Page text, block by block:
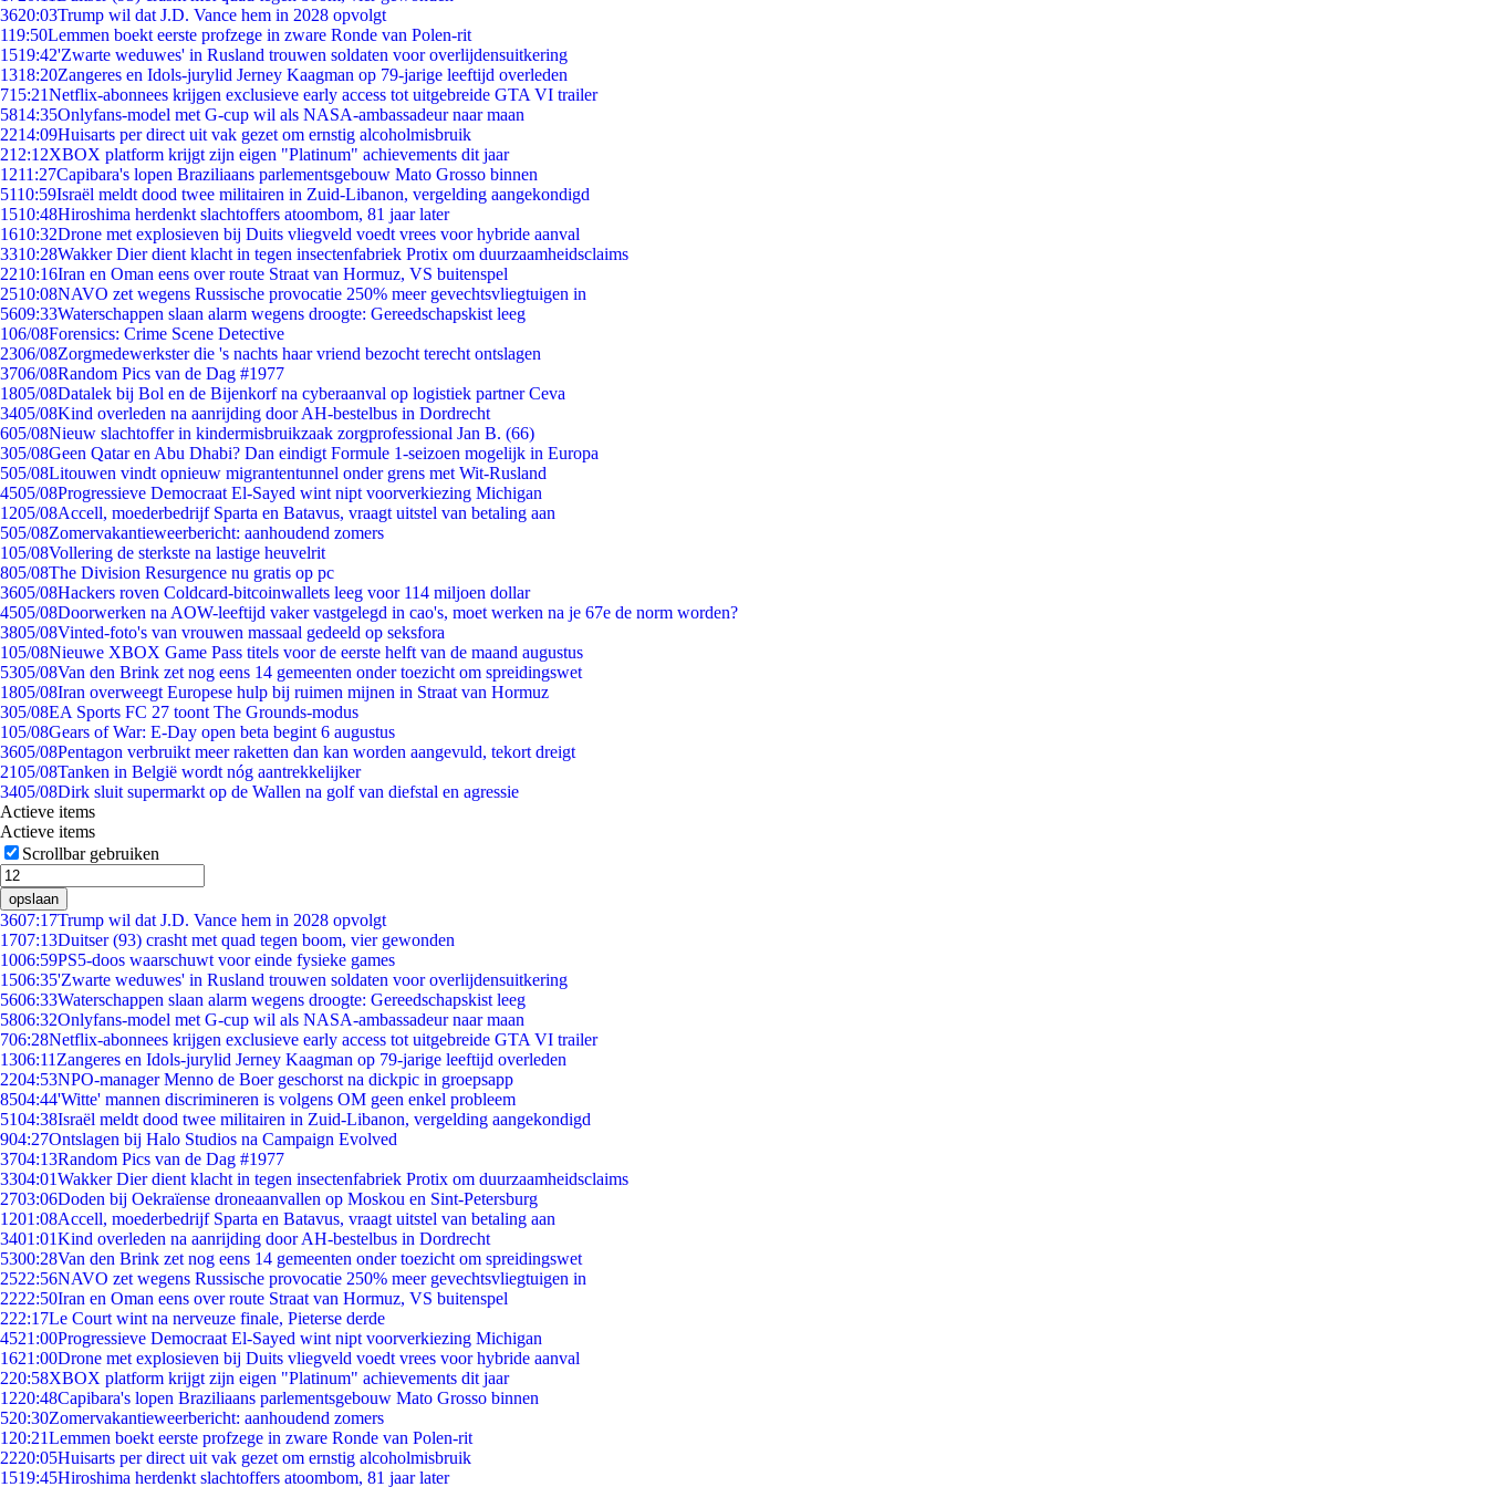
3620:03Trump wil dat J.D. Vance hem in 2028 opvolgt
119:50Lemmen boekt eerste profzege in zware Ronde van Polen-rit
1519:42'Zwarte weduwes' in Rusland trouwen soldaten voor overlijdensuitkering
1318:20Zangeres en Idols-jurylid Jerney Kaagman op 79-jarige leeftijd overleden
715:21Netflix-abonnees krijgen exclusieve early access tot uitgebreide GTA VI trailer
5814:35Onlyfans-model met G-cup wil als NASA-ambassadeur naar maan
2214:09Huisarts per direct uit vak gezet om ernstig alcoholmisbruik
212:12XBOX platform krijgt zijn eigen "Platinum" achievements dit jaar
1211:27Capibara's lopen Braziliaans parlementsgebouw Mato Grosso binnen
5110:59Israël meldt dood twee militairen in Zuid-Libanon, vergelding aangekondigd
1510:48Hiroshima herdenkt slachtoffers atoombom, 81 jaar later
1610:32Drone met explosieven bij Duits vliegveld voedt vrees voor hybride aanval
3310:28Wakker Dier dient klacht in tegen insectenfabriek Protix om duurzaamheidsclaims
2210:16Iran en Oman eens over route Straat van Hormuz, VS buitenspel
2510:08NAVO zet wegens Russische provocatie 250% meer gevechtsvliegtuigen in
5609:33Waterschappen slaan alarm wegens droogte: Gereedschapskist leeg
106/08Forensics: Crime Scene Detective
2306/08Zorgmedewerkster die 's nachts haar vriend bezocht terecht ontslagen
3706/08Random Pics van de Dag #1977
1805/08Datalek bij Bol en de Bijenkorf na cyberaanval op logistiek partner Ceva
3405/08Kind overleden na aanrijding door AH-bestelbus in Dordrecht
605/08Nieuw slachtoffer in kindermisbruikzaak zorgprofessional Jan B. (66)
305/08Geen Qatar en Abu Dhabi? Dan eindigt Formule 1-seizoen mogelijk in Europa
505/08Litouwen vindt opnieuw migrantentunnel onder grens met Wit-Rusland
4505/08Progressieve Democraat El-Sayed wint nipt voorverkiezing Michigan
1205/08Accell, moederbedrijf Sparta en Batavus, vraagt uitstel van betaling aan
505/08Zomervakantieweerbericht: aanhoudend zomers
105/08Vollering de sterkste na lastige heuvelrit
805/08The Division Resurgence nu gratis op pc
3605/08Hackers roven Coldcard-bitcoinwallets leeg voor 114 miljoen dollar
4505/08Doorwerken na AOW-leeftijd vaker vastgelegd in cao's, moet werken na je 67e de norm worden?
3805/08Vinted-foto's van vrouwen massaal gedeeld op seksfora
105/08Nieuwe XBOX Game Pass titels voor de eerste helft van de maand augustus
5305/08Van den Brink zet nog eens 14 gemeenten onder toezicht om spreidingswet
1805/08Iran overweegt Europese hulp bij ruimen mijnen in Straat van Hormuz
305/08EA Sports FC 27 toont The Grounds-modus
105/08Gears of War: E-Day open beta begint 6 augustus
3605/08Pentagon verbruikt meer raketten dan kan worden aangevuld, tekort dreigt
2105/08Tanken in België wordt nóg aantrekkelijker
3405/08Dirk sluit supermarkt op de Wallen na golf van diefstal en agressie
Actieve items
Actieve items
Scrollbar gebruiken
opslaan
3607:17Trump wil dat J.D. Vance hem in 2028 opvolgt
1707:13Duitser (93) crasht met quad tegen boom, vier gewonden
1006:59PS5-doos waarschuwt voor einde fysieke games
1506:35'Zwarte weduwes' in Rusland trouwen soldaten voor overlijdensuitkering
5606:33Waterschappen slaan alarm wegens droogte: Gereedschapskist leeg
5806:32Onlyfans-model met G-cup wil als NASA-ambassadeur naar maan
706:28Netflix-abonnees krijgen exclusieve early access tot uitgebreide GTA VI trailer
1306:11 Zangeres en Idols-jurylid Jerney Kaagman op 79-jarige leeftijd overleden
2204:53NPO-manager Menno de Boer geschorst na dickpic in groepsapp
8504:44'Witte' mannen discrimineren is volgens OM geen enkel probleem
5104:38Israël meldt dood twee militairen in Zuid-Libanon, vergelding aangekondigd
904:27Ontslagen bij Halo Studios na Campaign Evolved
3704:13Random Pics van de Dag #1977
3304:01Wakker Dier dient klacht in tegen insectenfabriek Protix om duurzaamheidsclaims
2703:06Doden bij Oekraïense droneaanvallen op Moskou en Sint-Petersburg
1201:08Accell, moederbedrijf Sparta en Batavus, vraagt uitstel van betaling aan
3401:01Kind overleden na aanrijding door AH-bestelbus in Dordrecht
5300:28Van den Brink zet nog eens 14 gemeenten onder toezicht om spreidingswet
2522:56NAVO zet wegens Russische provocatie 250% meer gevechtsvliegtuigen in
2222:50Iran en Oman eens over route Straat van Hormuz, VS buitenspel
222:17Le Court wint na nerveuze finale, Pieterse derde
4521:00Progressieve Democraat El-Sayed wint nipt voorverkiezing Michigan
1621:00Drone met explosieven bij Duits vliegveld voedt vrees voor hybride aanval
220:58XBOX platform krijgt zijn eigen "Platinum" achievements dit jaar
1220:48Capibara's lopen Braziliaans parlementsgebouw Mato Grosso binnen
520:30Zomervakantieweerbericht: aanhoudend zomers
1 20:21Lemmen boekt eerste profzege in zware Ronde van Polen-rit
2220:05Huisarts per direct uit vak gezet om ernstig alcoholmisbruik
1519:45Hiroshima herdenkt slachtoffers atoombom, 81 jaar later